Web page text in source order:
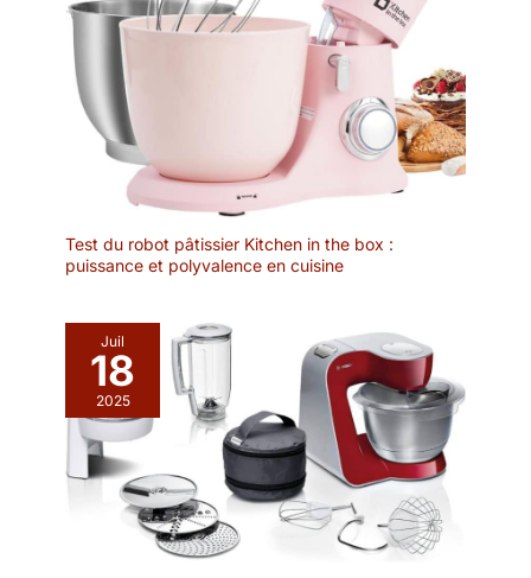
Test du robot pâtissier Kitchen in the box :
puissance et polyvalence en cuisine
Juil
18
2025